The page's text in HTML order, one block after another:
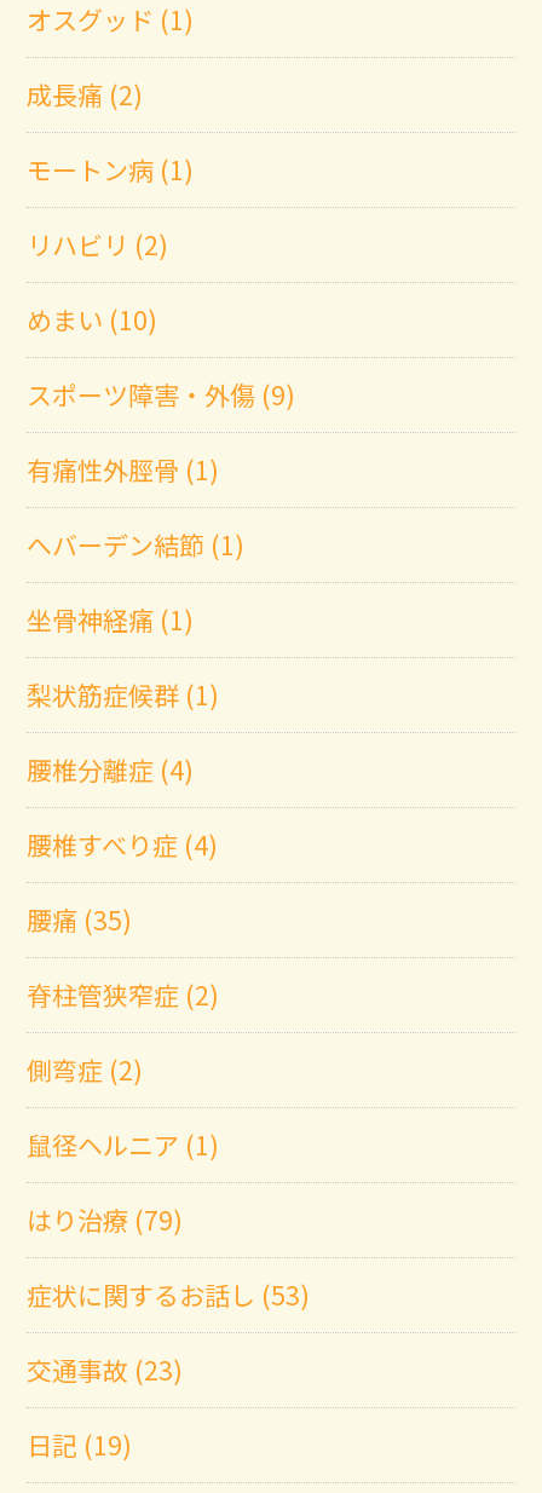
オスグッド (1)
成長痛 (2)
モートン病 (1)
リハビリ (2)
めまい (10)
スポーツ障害・外傷 (9)
有痛性外脛骨 (1)
へバーデン結節 (1)
坐骨神経痛 (1)
梨状筋症候群 (1)
腰椎分離症 (4)
腰椎すべり症 (4)
腰痛 (35)
脊柱管狭窄症 (2)
側弯症 (2)
鼠径ヘルニア (1)
はり治療 (79)
症状に関するお話し (53)
交通事故 (23)
日記 (19)